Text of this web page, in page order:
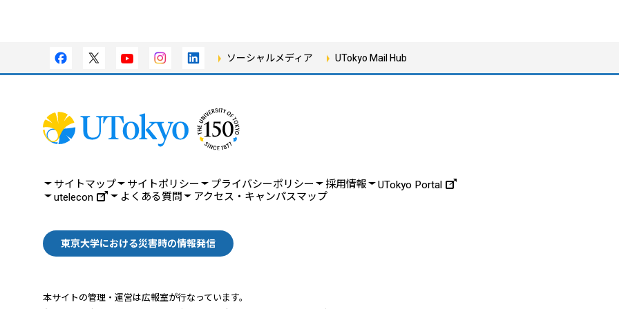
ソーシャルメディア UTokyo Mail Hub
サイトマップ サイトポリシー プライバシーポリシー 採用情報
UTokyo Portal
utelecon
よくある質問 アクセス・キャンパスマップ
東京大学における災害時の情報発信
本サイトの管理・運営は広報室が行なっています。